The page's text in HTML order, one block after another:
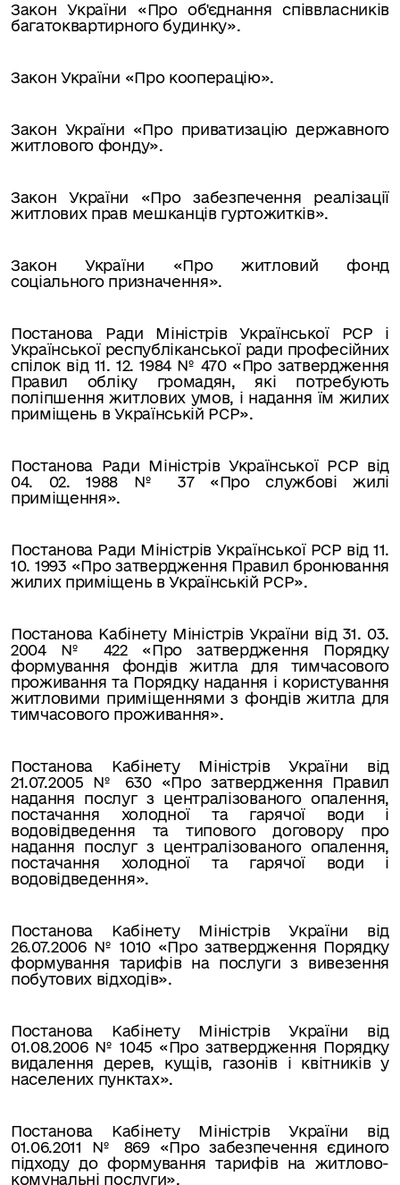
Закон України «Про об'єднання співвласників
багатоквартирного будинку».
Закон України «Про кооперацію».
Закон України «Про приватизацію державного
житлового фонду».
Закон України «Про забезпечення реалізації
житлових прав мешканців гуртожитків».
Закон України «Про житловий фонд
соціального призначення».
Постанова Ради Міністрів Української РСР і
Української республіканської ради професійних
спілок від 11. 12. 1984 № 470 «Про затвердження
Правил обліку громадян, які потребують
поліпшення житлових умов, і надання їм жилих
приміщень в Українській РСР».
Постанова Ради Міністрів Української РСР від
04. 02. 1988 № 37 «Про службові жилі
приміщення».
Постанова Ради Міністрів Української РСР від 11.
10. 1993 «Про затвердження Правил бронювання
жилих приміщень в Українській РСР».
Постанова Кабінету Міністрів України від 31. 03.
2004 № 422 «Про затвердження Порядку
формування фондів житла для тимчасового
проживання та Порядку надання і користування
житловими приміщеннями з фондів житла для
тимчасового проживання».
Постанова Кабінету Міністрів України від
21.07.2005 № 630 «Про затвердження Правил
надання послуг з централізованого опалення,
постачання холодної та гарячої води і
водовідведення та типового договору про
надання послуг з централізованого опалення,
постачання холодної та гарячої води і
водовідведення».
Постанова Кабінету Міністрів України від
26.07.2006 № 1010 «Про затвердження Порядку
формування тарифів на послуги з вивезення
побутових відходів».
Постанова Кабінету Міністрів України від
01.08.2006 № 1045 «Про затвердження Порядку
видалення дерев, кущів, газонів і квітників у
населених пунктах».
Постанова Кабінету Міністрів України від
01.06.2011 № 869 «Про забезпечення єдиного
підходу до формування тарифів на житлово-
комунальні послуги».